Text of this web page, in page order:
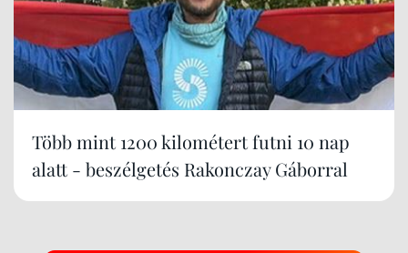
Több mint 1200 kilométert futni 10 nap
alatt - beszélgetés Rakonczay Gáborral